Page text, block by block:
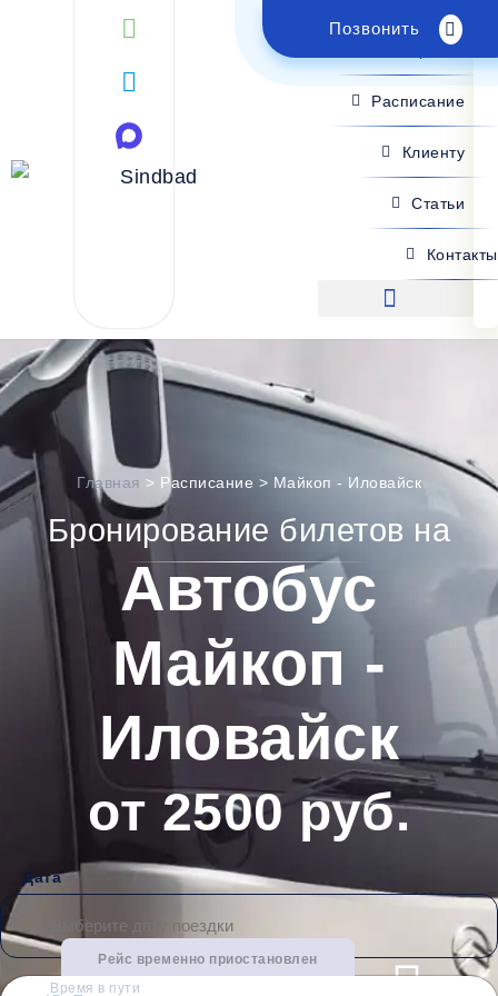
Позвонить
Поиск рейса
Расписание
Клиенту
Статьи
Контакты
Главная > Расписание > Майкоп - Иловайск
Бронирование билетов на
Автобус
Майкоп -
Иловайск
от 2500 руб.
Дата
Рейс временно приостановлен
Время в пути